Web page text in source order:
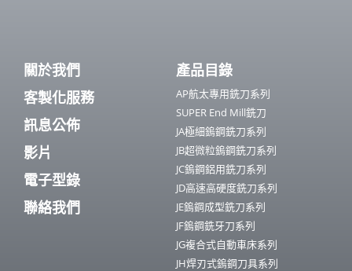
關於我們
客製化服務
訊息公佈
影片
電子型錄
聯絡我們
產品目錄
AP航太專用銑刀系列
SUPER End Mill銑刀
JA極細鎢鋼銑刀系列
JB超微粒鎢鋼銑刀系列
JC鎢鋼鋁用銑刀系列
JD高速高硬度銑刀系列
JE鎢鋼成型銑刀系列
JF鎢鋼銑牙刀系列
JG複合式自動車床系列
JH焊刃式鎢鋼刀具系列